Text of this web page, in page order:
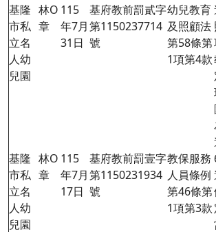
基隆
市私
立名
人幼
兒園
林O
章
115
年7月
31日
基府教前罰貳字
第1150237714
號
幼兒教育
及照顧法
第58條第
1項第4款
基隆
市私
立名
人幼
兒園
林O
章
115
年7月
17日
基府教前罰壹字
第1150231934
號
教保服務
人員條例
第46條第
1項第3款